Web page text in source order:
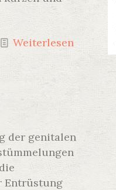
Weiterlesen
der genitalen
Entrüstung